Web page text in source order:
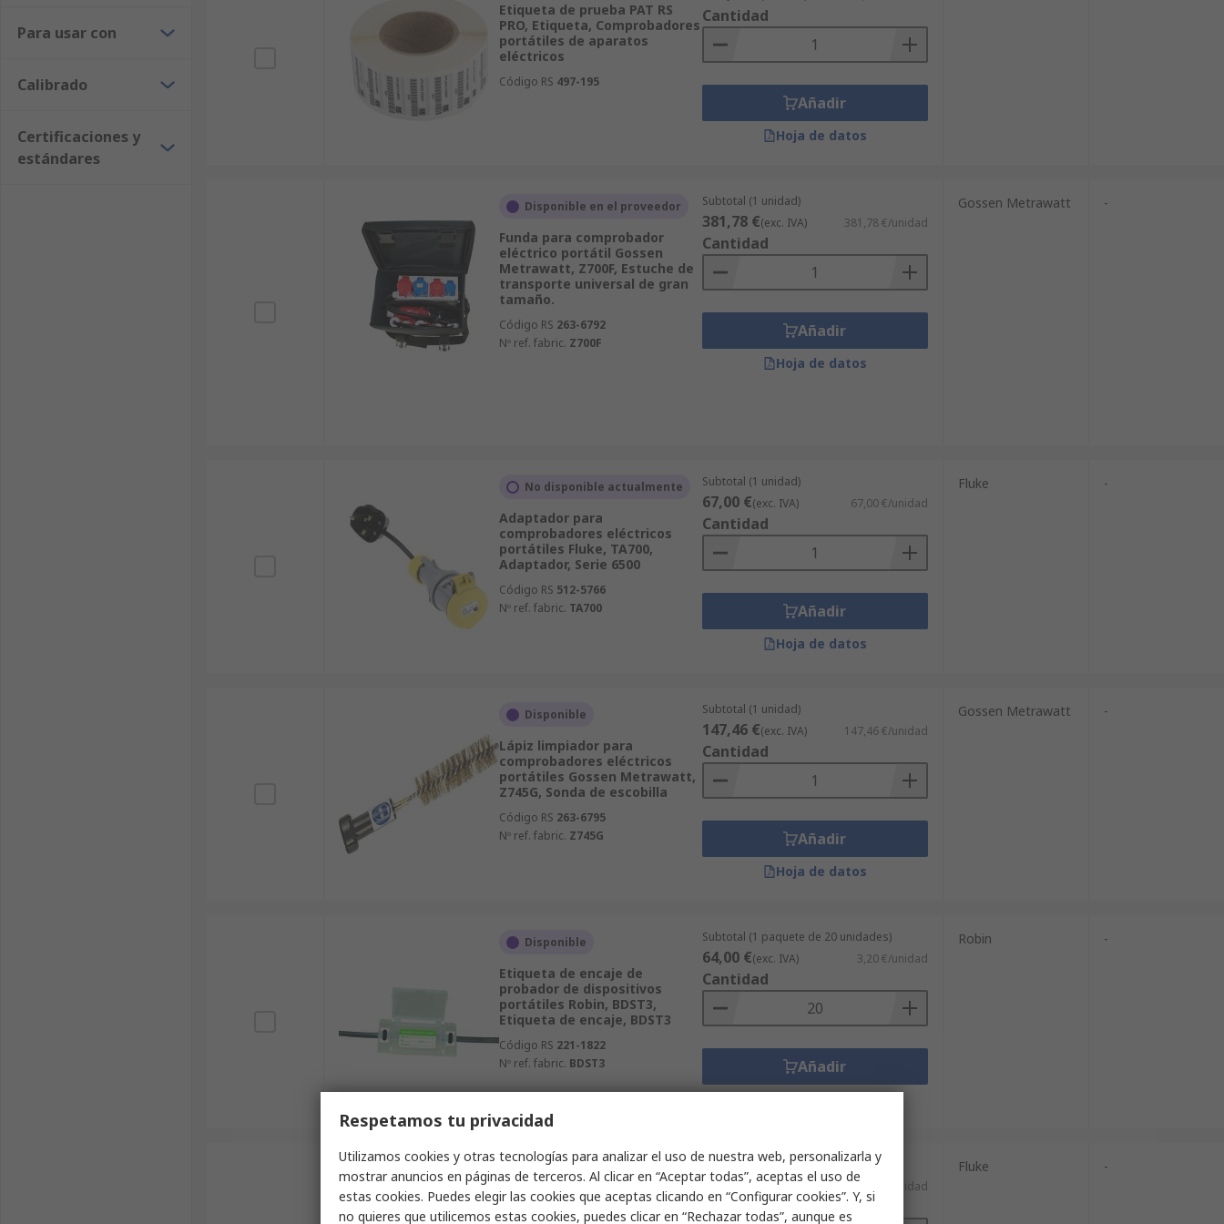
Para usar con
Calibrado
Certificaciones y
estándares
Etiqueta de prueba PAT RS
PRO, Etiqueta, Comprobadores
portátiles de aparatos
eléctricos
Código RS 497-195
Cantidad
Añadir
Hoja de datos
Disponible en el proveedor
Funda para comprobador
eléctrico portátil Gossen
Metrawatt, Z700F, Estuche de
transporte universal de gran
tamaño.
Código RS 263-6792
Nº ref. fabric. Z700F
Subtotal (1 unidad)
381,78 €(exc. IVA) 381,78 €/unidad
Cantidad
Añadir
Hoja de datos
Gossen Metrawatt -
No disponible actualmente
Adaptador para
comprobadores eléctricos
portátiles Fluke, TA700,
Adaptador, Serie 6500
Código RS 512-5766
Nº ref. fabric. TA700
Subtotal (1 unidad)
67,00 €(exc. IVA) 67,00 €/unidad
Cantidad
Añadir
Hoja de datos
Fluke -
Disponible
Lápiz limpiador para
comprobadores eléctricos
portátiles Gossen Metrawatt,
Z745G, Sonda de escobilla
Código RS 263-6795
Nº ref. fabric. Z745G
Subtotal (1 unidad)
147,46 €(exc. IVA) 147,46 €/unidad
Cantidad
Añadir
Hoja de datos
Gossen Metrawatt -
Disponible
Etiqueta de encaje de
probador de dispositivos
portátiles Robin, BDST3,
Etiqueta de encaje, BDST3
Código RS 221-1822
Nº ref. fabric. BDST3
Subtotal (1 paquete de 20 unidades)
64,00 €(exc. IVA) 3,20 €/unidad
Cantidad
Añadir
Robin -
Disponible en el proveedor
Software de comprobación
PAT Fluke, FLK-TRUTEST-ADV-
Subtotal (1 unidad)
4.201,00 €(exc. IVA) 4.201,00 €/unidad
Cantidad
Fluke -
Respetamos tu privacidad
Utilizamos cookies y otras tecnologías para analizar el uso de nuestra web, personalizarla y
mostrar anuncios en páginas de terceros. Al clicar en “Aceptar todas”, aceptas el uso de
estas cookies. Puedes elegir las cookies que aceptas clicando en “Configurar cookies”. Y, si
no quieres que utilicemos estas cookies, puedes clicar en “Rechazar todas”, aunque es